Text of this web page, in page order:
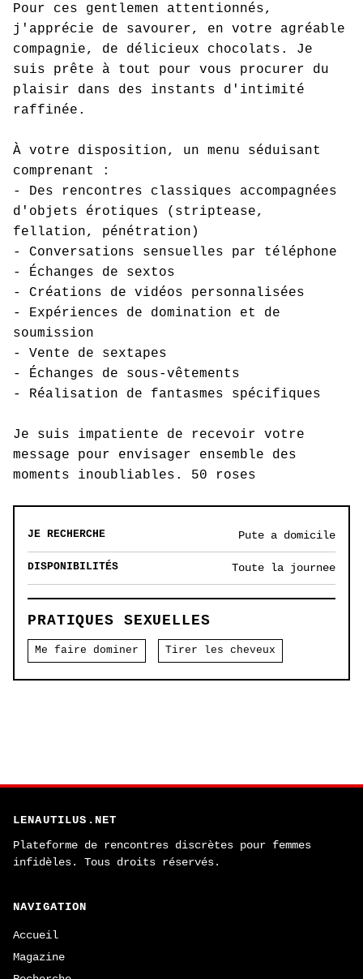
Pour ces gentlemen attentionnés,
j'apprécie de savourer, en votre agréable
compagnie, de délicieux chocolats. Je
suis prête à tout pour vous procurer du
plaisir dans des instants d'intimité
raffinée.
À votre disposition, un menu séduisant
comprenant :
- Des rencontres classiques accompagnées
d'objets érotiques (striptease,
fellation, pénétration)
- Conversations sensuelles par téléphone
- Échanges de sextos
- Créations de vidéos personnalisées
- Expériences de domination et de
soumission
- Vente de sextapes
- Échanges de sous-vêtements
- Réalisation de fantasmes spécifiques
Je suis impatiente de recevoir votre
message pour envisager ensemble des
moments inoubliables. 50 roses
JE RECHERCHE Pute a domicile
DISPONIBILITÉS Toute la journee
PRATIQUES SEXUELLES
Me faire dominer Tirer les cheveux
LENAUTILUS.NET
Plateforme de rencontres discrètes pour femmes
infidèles. Tous droits réservés.
NAVIGATION
Accueil
Magazine